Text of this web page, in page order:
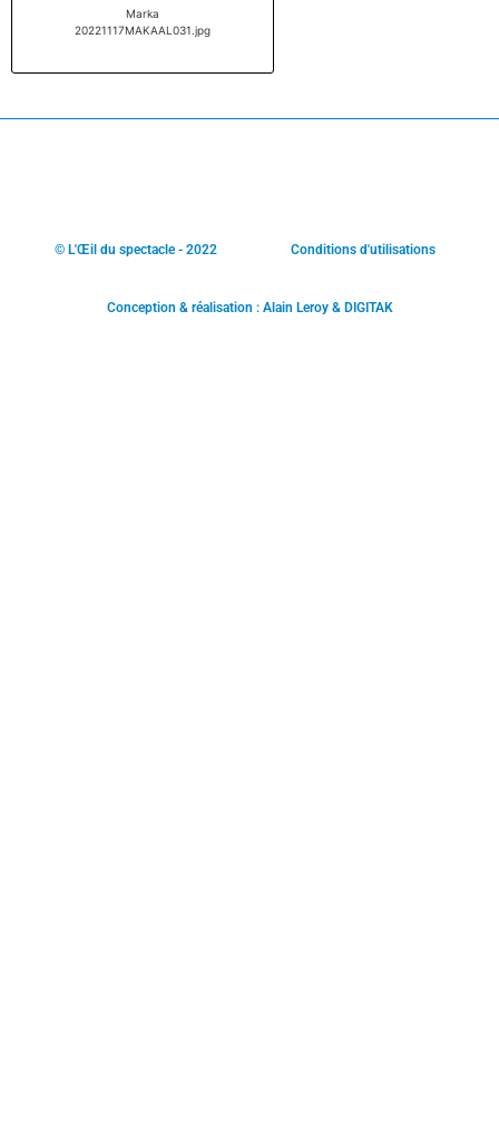
Marka
20221117MAKAAL031.jpg
© L'Œil du spectacle - 2022 Conditions d'utilisations
Conception & réalisation : Alain Leroy & DIGITAK